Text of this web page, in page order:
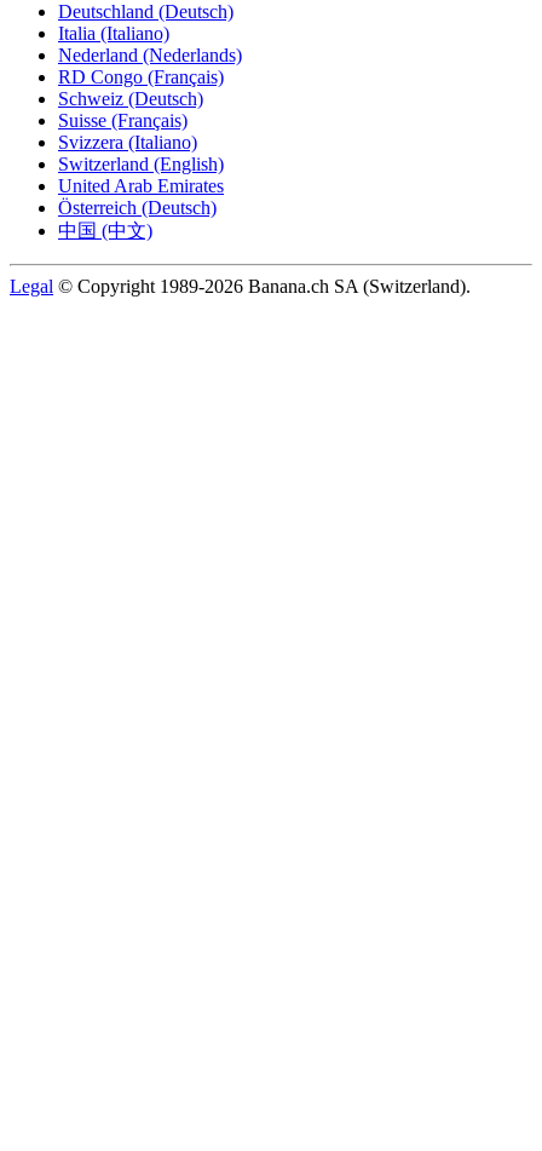
Deutschland (Deutsch)
Italia (Italiano)
Nederland (Nederlands)
RD Congo (Français)
Schweiz (Deutsch)
Suisse (Français)
Svizzera (Italiano)
Switzerland (English)
United Arab Emirates
Österreich (Deutsch)
中国 (中文)
Legal © Copyright 1989-2026 Banana.ch SA (Switzerland).